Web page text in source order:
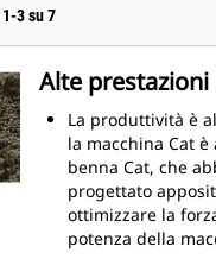
3 su 7
Alte prestazioni
La produttività è
la macchina Cat è
benna Cat, che
progettato
ottimizzare la
potenza della